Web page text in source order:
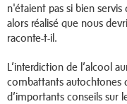
n'étaient pas si bien
alors réalisé que nous
raconte-t-il.
L’interdiction de l’alcool
combattants autochtones
d’importants conseils sur